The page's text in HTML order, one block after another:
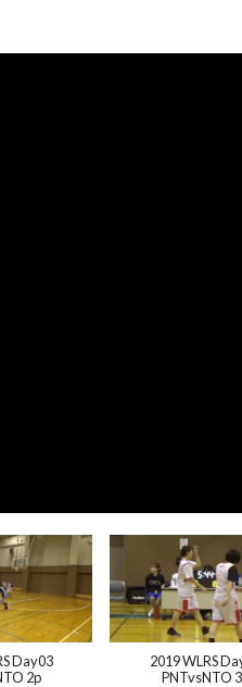
Day03
2p
2019 WLRS
PNTvsNTO